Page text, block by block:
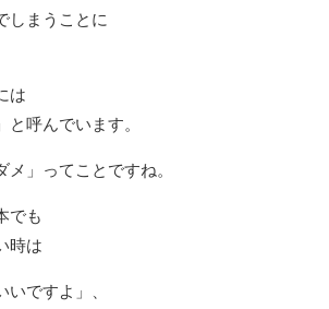
しまうことに
は
と呼んでいます。
メ」ってことですね。
でも
時は
いですよ」、